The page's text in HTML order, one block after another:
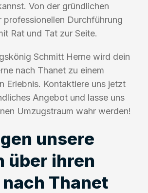
Von der gründlichen
professionellen Durchführung
Rat und Tat zur Seite.
Schmitt Herne wird dein
nach Thanet zu einem
Erlebnis. Kontaktiere uns jetzt
Angebot und lasse uns
Umzugstraum wahr werden!
unsere
über ihren
Thanet